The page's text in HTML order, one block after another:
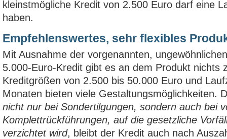
kleinstmögliche Kredit von 2.500 Euro darf eine
haben.
Empfehlenswertes, sehr flexibles
Mit Ausnahme der vorgenannten,
5.000-Euro-Kredit gibt es an dem Produkt nichts
Kreditgrößen von 2.500 bis 50.000 Euro und
Monaten bieten viele Gestaltungsmöglichkeiten.
nicht nur bei Sondertilgungen, sondern auch bei
Komplettrückführungen, auf die gesetzliche
verzichtet wird, bleibt der Kredit auch nach